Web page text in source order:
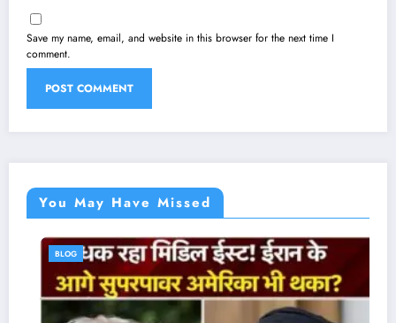
Save my name, email, and website in this browser for the next time I
comment.
You May Have Missed